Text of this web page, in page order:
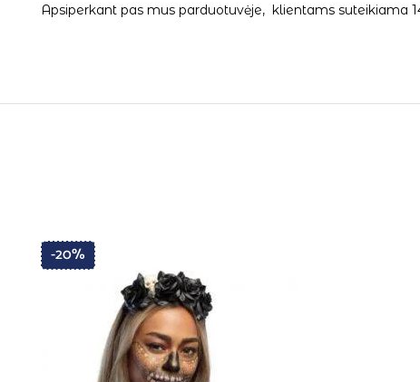
Apsiperkant pas mus parduotuvėje, klientams suteikiama
-20%